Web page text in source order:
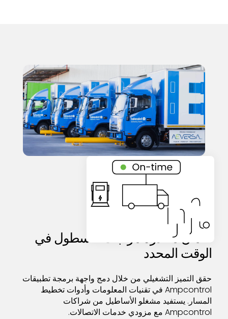
تكامل الأسطول
ضمان مغادرة مركبات الأسطول في
الوقت المحدد
حقق التميز التشغيلي من خلال دمج واجهة برمجة تطبيقات
Ampcontrol في تقنيات المعلومات وأدوات تخطيط
المسار. يستفيد مشغلو الأساطيل من شراكات
Ampcontrol مع مزودي خدمات الاتصالات.